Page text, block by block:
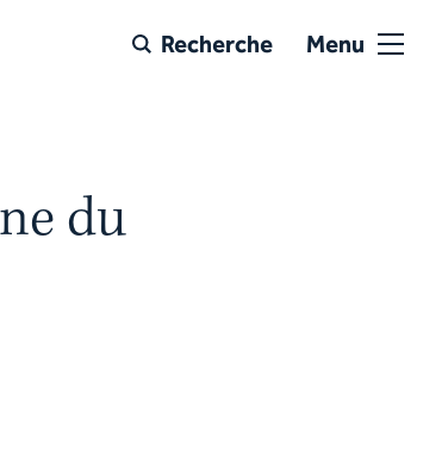
Recherche Menu
du